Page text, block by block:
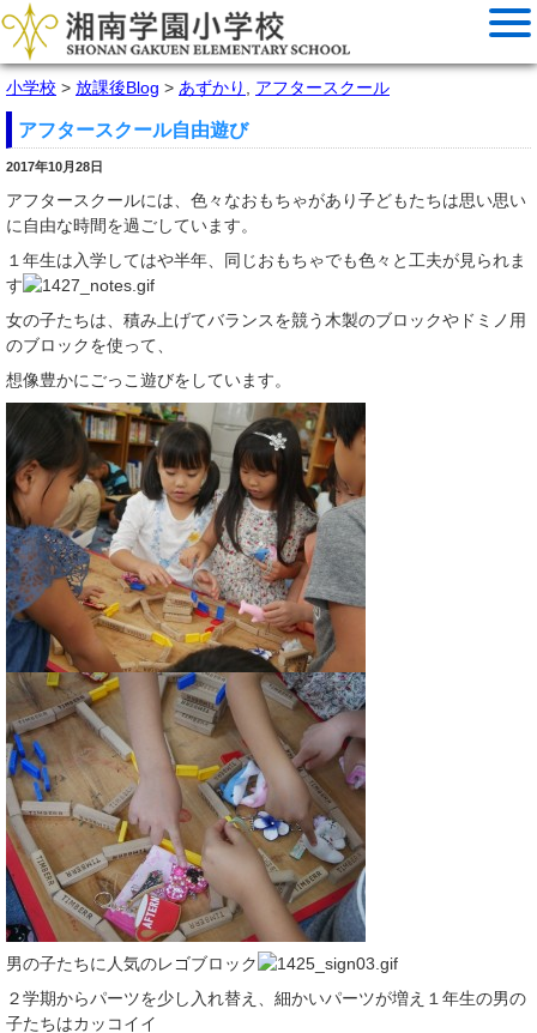
小学校 > 放課後Blog > あずかり アフタースクール
アフタースクール自由遊び
2017年10月28日
アフタースクールには、色々なおもちゃがあり子どもたちは思い思い
に自由な時間を過ごしています。
１年生は入学してはや半年、同じおもちゃでも色々と工夫が見られま
す
女の子たちは、積み上げてバランスを競う木製のブロックやドミノ用
のブロックを使って、
想像豊かにごっこ遊びをしています。
男の子たちに人気のレゴブロック
２学期からパーツを少し入れ替え、細かいパーツが増え１年生の男の
子たちはカッコイイ